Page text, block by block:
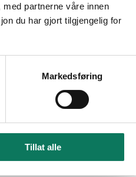
partnerne våre innen
du har gjort tilgjengelig for
Markedsføring
Tillat alle